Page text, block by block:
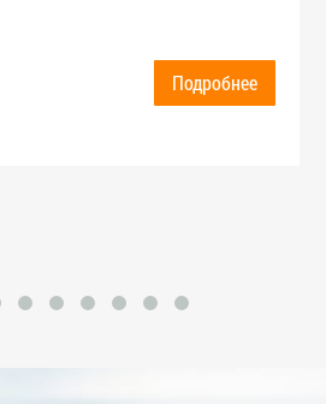
Подробнее